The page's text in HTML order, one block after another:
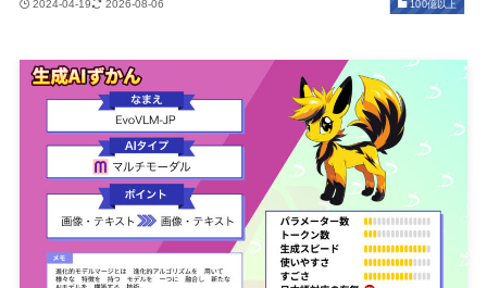
2024-04-19 2026-08-06 100億以上